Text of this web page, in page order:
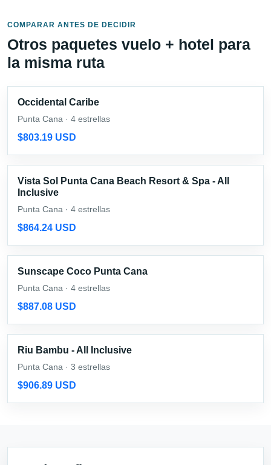
COMPARAR ANTES DE DECIDIR
Otros paquetes vuelo + hotel para
la misma ruta
Occidental Caribe
Punta Cana · 4 estrellas
$803.19 USD
Vista Sol Punta Cana Beach Resort & Spa - All
Inclusive
Punta Cana · 4 estrellas
$864.24 USD
Sunscape Coco Punta Cana
Punta Cana · 4 estrellas
$887.08 USD
Riu Bambu - All Inclusive
Punta Cana · 3 estrellas
$906.89 USD